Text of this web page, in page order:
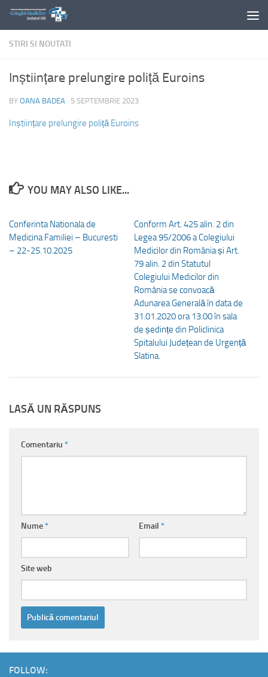
Skip to content
STIRI SI NOUTATI
Inștiințare prelungire poliță Euroins
BY OANA BADEA · 5 SEPTEMBRIE 2023
Inștiințare prelungire poliță Euroins
YOU MAY ALSO LIKE...
Conferinta Nationala de
Medicina Familiei – Bucuresti
– 22-25.10.2025
Conform Art. 425 alin. 2 din
Legea 95/2006 a Colegiului
Medicilor din România și Art.
79 alin. 2 din Statutul
Colegiului Medicilor din
România se convoacă
Adunarea Generală în data de
31.01.2020 ora 13:00 în sala
de ședințe din Policlinica
Spitalului Județean de Urgență
Slatina.
LASĂ UN RĂSPUNS
Comentariu *
Nume* Email *
Site web
FOLLOW: